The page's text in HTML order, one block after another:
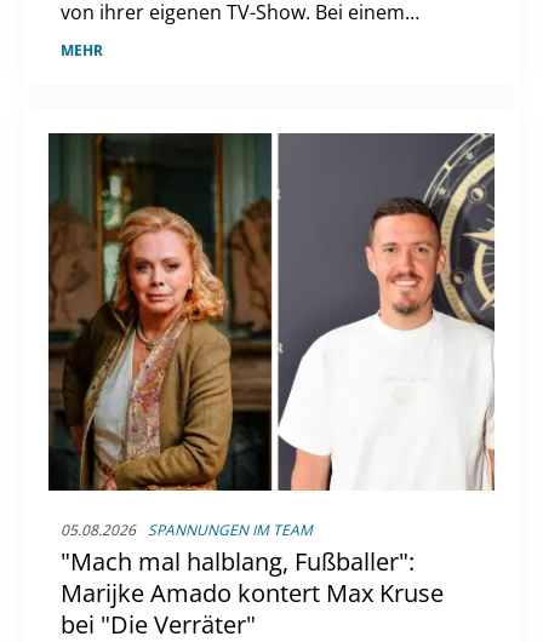
von ihrer eigenen TV-Show. Bei einem
Besuch hinter den Kulissen des "Cirque du
Verräter".
MEHR
05.08.2026 SPANNUNGEN IM TEAM
"Mach mal halblang, Fußballer":
Marijke Amado kontert Max Kruse
bei "Die Verräter"